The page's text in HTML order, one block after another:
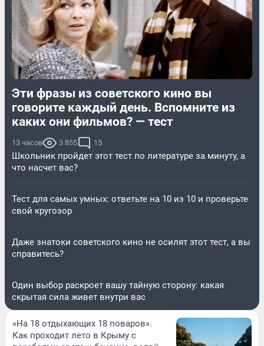
Эти фразы из советского кино вы
говорите каждый день. Вспомните из
каких они фильмов? — тест
13 часов 3 855 15
Школьник пройдет этот тест по литературе за минуту, а
что насчет вас?
Тест для самых умных: ответьте на 10 из 10 и проверьте
свой кругозор
Даже знатоки советского кино не осилят этот тест, а вы
справитесь?
Один выбор раскроет вашу тайную сторону: какая
скрытая сила живет внутри вас
«На 18 отдыхающих 18 поваров».
Как проходит лето в Крыму с